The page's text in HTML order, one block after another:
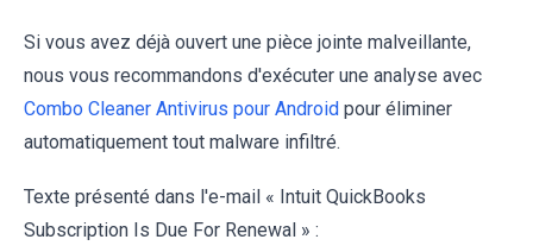
Si vous avez déjà ouvert une pièce jointe malveillante,
nous vous recommandons d'exécuter une analyse avec
Combo Cleaner Antivirus pour Android pour éliminer
automatiquement tout malware infiltré.
Texte présenté dans l'e-mail « Intuit QuickBooks
Subscription Is Due For Renewal » :